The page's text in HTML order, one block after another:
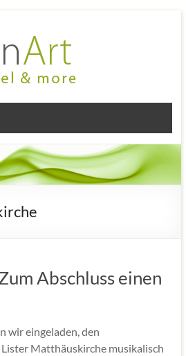
Abschluss einen
wir eingeladen, den
Matthäuskirche musikalisch